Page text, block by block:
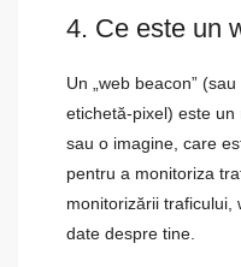
4. Ce este un
Un „web beacon”
etichetă-pixel) este un
sau o imagine, care
pentru a monitoriza
monitorizării traficului,
date despre tine.